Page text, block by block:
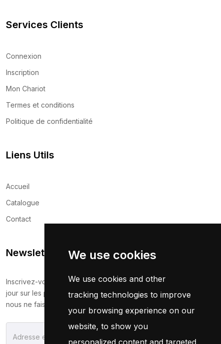
We use cookies
We use cookies and other
tracking technologies to improve
your browsing experience on our
website, to show you
personalized content and targeted
Services Clients
Connexion
Inscription
Mon Chariot
Termes et conditions
Politique de confidentialité
Liens Utils
Accueil
Catalogue
Contact
Newsletter
Inscrivez-vous maintenant pour recevoir les dernières mises à
jour sur les promotions et les coupons. Ne vous inquiétez pas,
nous ne faisons pas de spam !
S'Abonner